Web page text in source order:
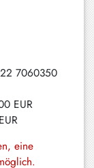
7060350
EUR
eine